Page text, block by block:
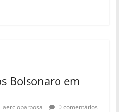
Bolsonaro em
laerciobarbosa
0 comentários